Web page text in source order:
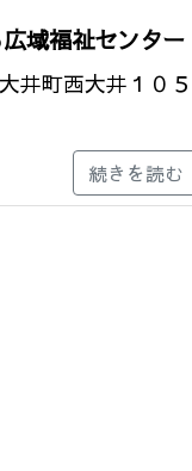
域福祉センター
井町西大井１０５
続きを読む